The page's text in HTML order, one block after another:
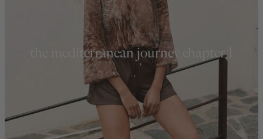
the mediterranean journey chapter 1